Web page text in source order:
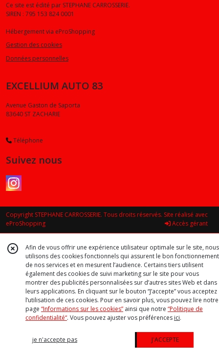
Ce site est édité par STEPHANE CARROSSERIE.
SIREN : 795 153 824 0001
Hébergement via eProShopping
Gestion des cookies
Données personnelles
EXCELLIUM AUTO 83
Avenue Gaston de Saporta
83640 ST ZACHARIE
Téléphone
Suivez nous
Copyright STEPHANE CARROSSERIE. Tous droits réservés. Site réalisé avec
eProShopping
Accès gérant
Afin de vous offrir une expérience utilisateur optimale sur le site, nous
utilisons des cookies fonctionnels qui assurent le bon fonctionnement
de nos services et en mesurent l’audience. Certains tiers utilisent
également des cookies de suivi marketing sur le site pour vous
montrer des publicités personnalisées sur d’autres sites Web et dans
leurs applications. En cliquant sur le bouton “J’accepte” vous acceptez
l’utilisation de ces cookies. Pour en savoir plus, vous pouvez lire notre
page “Informations sur les cookies” ainsi que notre “Politique de
confidentialité“. Vous pouvez ajuster vos préférences ici.
je n'accepte pas J'ACCEPTE